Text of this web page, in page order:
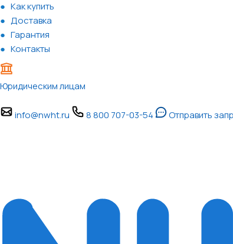
Как купить
Доставка
Гарантия
Контакты
Юридическим лицам
info@nwht.ru 8 800 707-03-54 Отправить